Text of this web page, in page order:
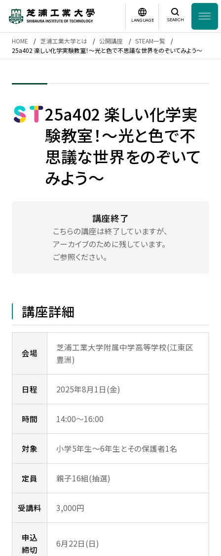
News
芝浦工業大学とは
学部・大学院
研究・産学連携
グローバル
学生生活・キャリア支援
一般
LANGUAGE SEARCH
日本語 English
HOME 芝浦工業大学とは 公開講座
STEAM一覧
25a402 楽しい化学実験教室！～光と色で不思議な世界をのぞいてみよう～
25a402 楽しい化学実
験教室！～光と色で不
思議な世界をのぞいて
みよう～
講座終了
こちらの講座は終了していますが、
アーカイブのために残しています。
ご参照ください。
講座詳細
会場
芝浦工業大学附属中学高等学校(江東区
豊洲)
日程 2025年8月1日(金)
時間 14:00～16:00
対象 小学5年生～6年生とその保護者1名
定員 親子16組(抽選)
受講料 3,000円
申込
締切
6月22日(日)